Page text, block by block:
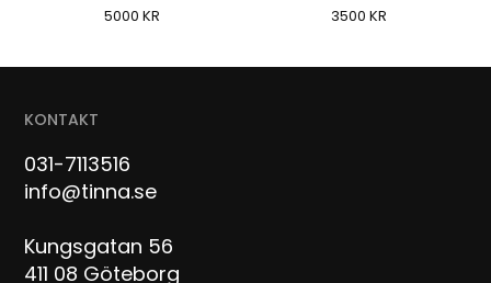
5000KR 3500 KR
KONTAKT
031-7113516
info@tinna.se
Kungsgatan 56
411 08 Göteborg